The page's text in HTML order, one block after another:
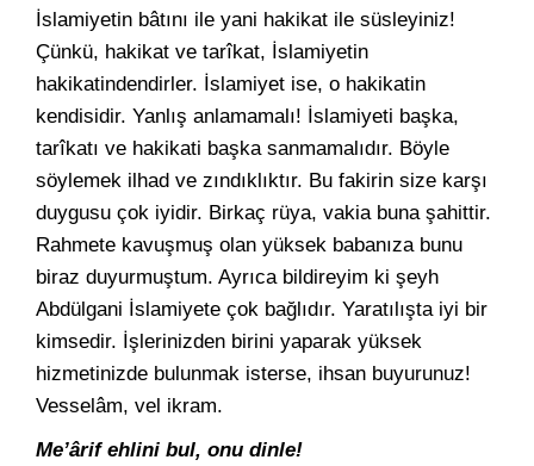
İslamiyetin bâtını ile yani hakikat ile süsleyiniz!
Çünkü, hakikat ve tarîkat, İslamiyetin
hakikatindendirler. İslamiyet ise, o hakikatin
kendisidir. Yanlış anlamamalı! İslamiyeti başka,
tarîkatı ve hakikati başka sanmamalıdır. Böyle
söylemek ilhad ve zındıklıktır. Bu fakirin size karşı
duygusu çok iyidir. Birkaç rüya, vakia buna şahittir.
Rahmete kavuşmuş olan yüksek babanıza bunu
biraz duyurmuştum. Ayrıca bildireyim ki şeyh
Abdülgani İslamiyete çok bağlıdır. Yaratılışta iyi bir
kimsedir. İşlerinizden birini yaparak yüksek
hizmetinizde bulunmak isterse, ihsan buyurunuz!
Vesselâm, vel ikram.
Me’ârif ehlini bul, onu dinle!